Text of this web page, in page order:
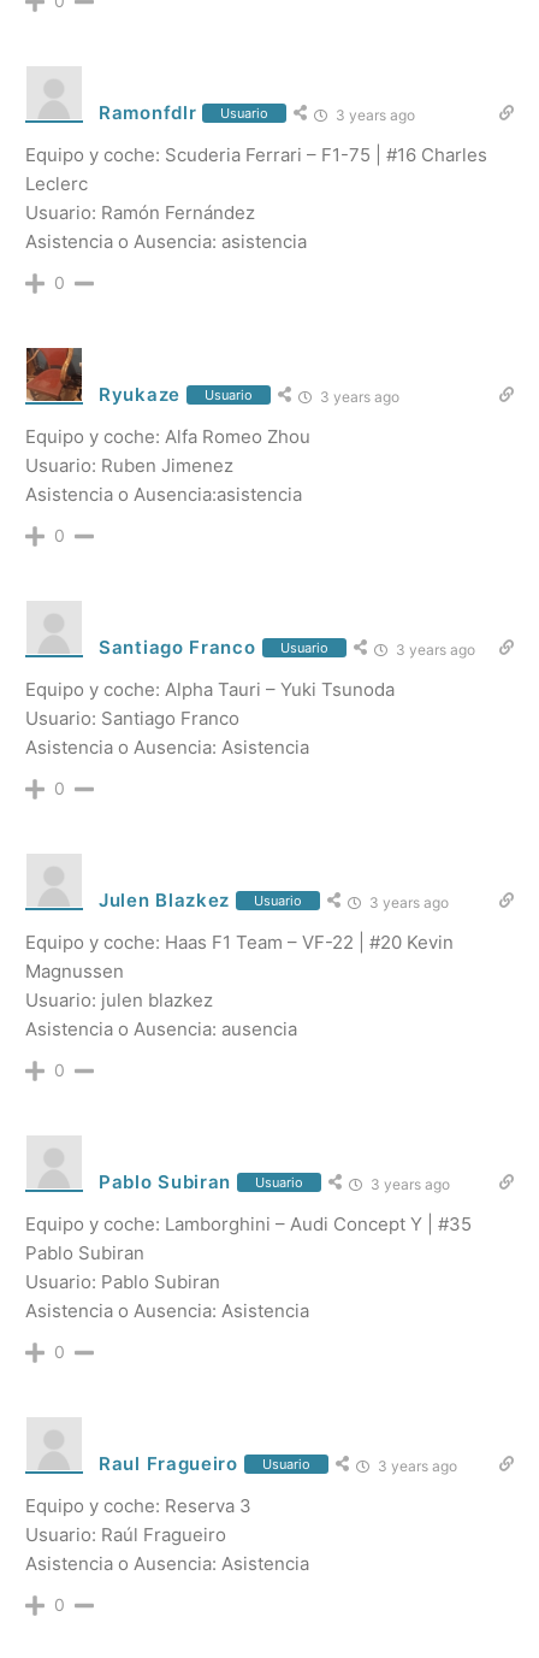
Ramonfdlr Usuario 3 years ago
Equipo y coche: Scuderia Ferrari – F1-75 | #16 Charles
Leclerc
Usuario: Ramón Fernández
Asistencia o Ausencia: asistencia
0
Ryukaze Usuario 3 years ago
Equipo y coche: Alfa Romeo Zhou
Usuario: Ruben Jimenez
Asistencia o Ausencia:asistencia
0
Santiago Franco Usuario 3 years ago
Equipo y coche: Alpha Tauri – Yuki Tsunoda
Usuario: Santiago Franco
Asistencia o Ausencia: Asistencia
0
Julen Blazkez Usuario 3 years ago
Equipo y coche: Haas F1 Team – VF-22 | #20 Kevin
Magnussen
Usuario: julen blazkez
Asistencia o Ausencia: ausencia
0
Pablo Subiran Usuario 3 years ago
Equipo y coche: Lamborghini – Audi Concept Y | #35
Pablo Subiran
Usuario: Pablo Subiran
Asistencia o Ausencia: Asistencia
0
Raul Fragueiro Usuario 3 years ago
Equipo y coche: Reserva 3
Usuario: Raúl Fragueiro
Asistencia o Ausencia: Asistencia
0